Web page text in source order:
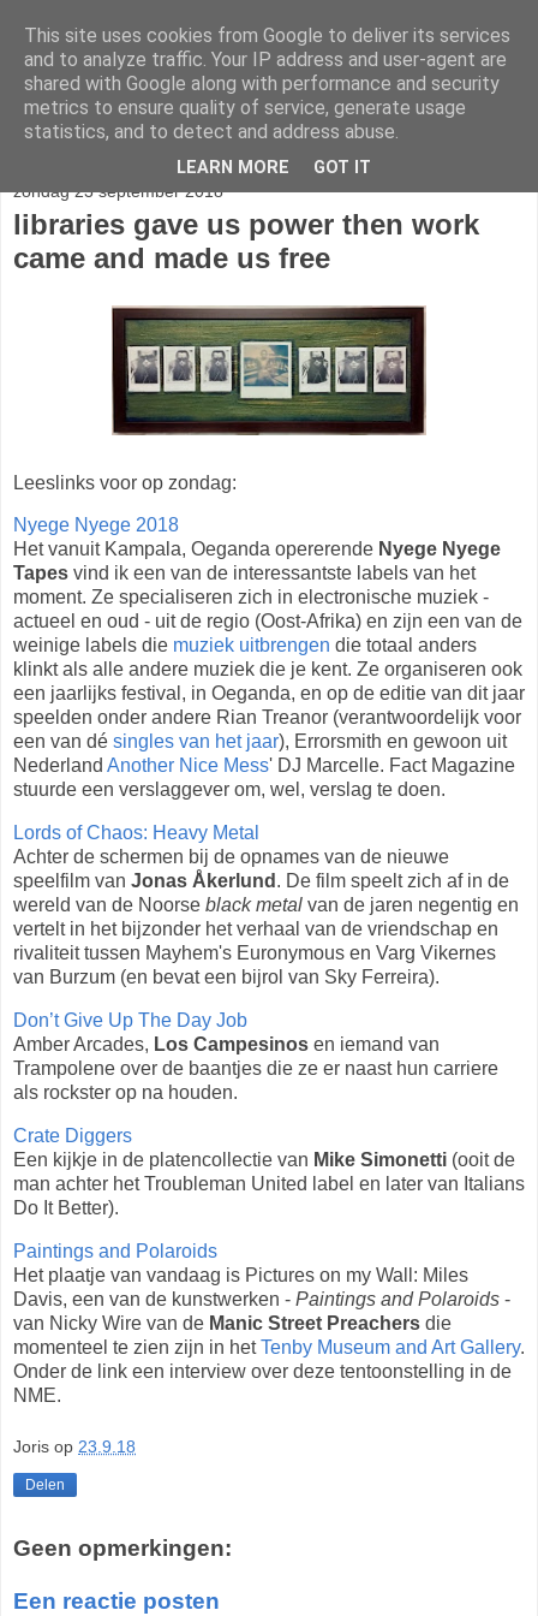
stereo
zondag 23 september 2018
libraries gave us power then work
came and made us free
Leeslinks voor op zondag:
Nyege Nyege 2018
Het vanuit Kampala, Oeganda opererende Nyege Nyege
Tapes vind ik een van de interessantste labels van het
moment. Ze specialiseren zich in electronische muziek -
actueel en oud - uit de regio (Oost-Afrika) en zijn een van de
weinige labels die muziek uitbrengen die totaal anders
klinkt als alle andere muziek die je kent. Ze organiseren ook
een jaarlijks festival, in Oeganda, en op de editie van dit jaar
speelden onder andere Rian Treanor (verantwoordelijk voor
een van dé singles van het jaar), Errorsmith en gewoon uit
Nederland Another Nice Mess' DJ Marcelle. Fact Magazine
stuurde een verslaggever om, wel, verslag te doen.
Lords of Chaos: Heavy Metal
Achter de schermen bij de opnames van de nieuwe
speelfilm van Jonas Åkerlund . De film speelt zich af in de
wereld van de Noorse black metal van de jaren negentig en
vertelt in het bijzonder het verhaal van de vriendschap en
rivaliteit tussen Mayhem's Euronymous en Varg Vikernes
van Burzum (en bevat een bijrol van Sky Ferreira).
Don’t Give Up The Day Job
Amber Arcades, Los Campesinos en iemand van
Trampolene over de baantjes die ze er naast hun carriere
als rockster op na houden.
Crate Diggers
Een kijkje in de platencollectie van Mike Simonetti (ooit de
man achter het Troubleman United label en later van Italians
Do It Better).
Paintings and Polaroids
Het plaatje van vandaag is Pictures on my Wall: Miles
Davis, een van de kunstwerken - Paintings and Polaroids -
van Nicky Wire van de Manic Street Preachers die
momenteel te zien zijn in hetTenby Museum and Art Gallery.
Onder de link een interview over deze tentoonstelling in de
NME.
Joris op 23.9.18
Delen
Geen opmerkingen:
Een reactie posten
This site uses cookies from Google to deliver its services
and to analyze traffic. Your IP address and user-agent are
shared with Google along with performance and security
metrics to ensure quality of service, generate usage
statistics, and to detect and address abuse.
LEARN MORE GOT IT